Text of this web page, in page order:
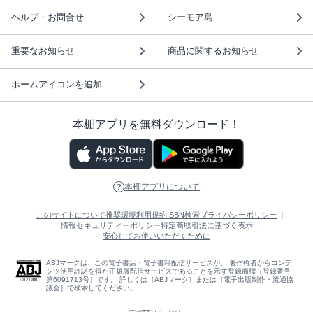
ヘルプ・お問合せ シーモア島
重要なお知らせ 商品に関するお知らせ
ホームアイコンを追加
本棚アプリを無料ダウンロード！
本棚アプリについて
このサイトについて推奨環境利用規約ISBN検索プライバシーポリシー
情報セキュリティーポリシー特定商取引法に基づく表示
安心してお使いいただくために
ABJマークは、この電子書店・電子書籍配信サービスが、 著作権者からコンテ
ンツ使用許諾を得た正規版配信サービスであることを示す登録商標（登録番号
第6091713号）です。 詳しくは［ABJマーク］または［電子出版制作・流通協
議会］で検索してください。